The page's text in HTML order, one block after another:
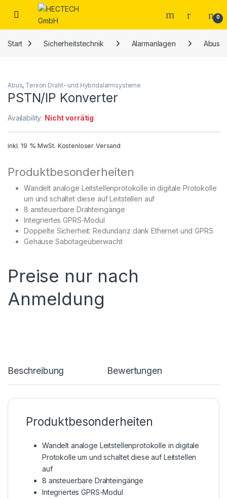
Open 0
Start Sicherheitstechnik Alarmanlagen Abus
Abus, Terxon Draht- und Hybridalarmsysteme
PSTN/IP Konverter
Availability: Nicht vorrätig
inkl. 19 % MwSt. Kostenloser Versand
Produktbesonderheiten
Wandelt analoge Leitstellenprotokolle in digitale Protokolle
um und schaltet diese auf Leitstellen auf
8 ansteuerbare Drahteingänge
Integriertes GPRS-Modul
Doppelte Sicherheit: Redundanz dank Ethernet und GPRS
Gehäuse Sabotageüberwacht
Preise nur nach
Anmeldung
Beschreibung Bewertungen
Produktbesonderheiten
Wandelt analoge Leitstellenprotokolle in digitale
Protokolle um und schaltet diese auf Leitstellen
auf
8 ansteuerbare Drahteingänge
Integriertes GPRS-Modul